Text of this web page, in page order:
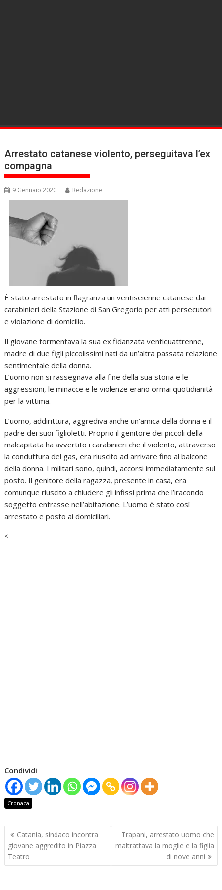
Arrestato catanese violento, perseguitava l’ex
compagna
9 Gennaio 2020 Redazione
È stato arrestato in flagranza un ventiseienne catanese dai
carabinieri della Stazione di San Gregorio per atti persecutori
e violazione di domicilio.
Il giovane tormentava la sua ex fidanzata ventiquattrenne,
madre di due figli piccolissimi nati da un’altra passata relazione
sentimentale della donna.
L’uomo non si rassegnava alla fine della sua storia e le
aggressioni, le minacce e le violenze erano ormai quotidianità
per la vittima.
L’uomo, addirittura, aggrediva anche un’amica della donna e il
padre dei suoi figlioletti. Proprio il genitore dei piccoli della
malcapitata ha avvertito i carabinieri che il violento, attraverso
la conduttura del gas, era riuscito ad arrivare fino al balcone
della donna. I militari sono, quindi, accorsi immediatamente sul
posto. Il genitore della ragazza, presente in casa, era
comunque riuscito a chiudere gli infissi prima che l’iracondo
soggetto entrasse nell’abitazione. L’uomo è stato così
arrestato e posto ai domiciliari.
<
Condividi
Cronaca
Navigazione
articoli
Catania, sindaco incontra
giovane aggredito in Piazza
Teatro
Trapani, arrestato uomo che
maltrattava la moglie e la figlia
di nove anni